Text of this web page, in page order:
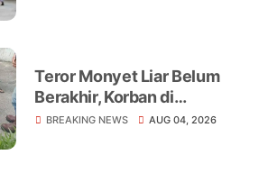
Teror Monyet Liar Belum
Berakhir, Korban di
Tembilahan Terus
BREAKING NEWS AUG 04, 2026